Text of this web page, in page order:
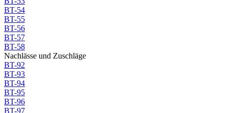
BT-54
BT-55
BT-56
BT-57
BT-58
Nachlässe und Zuschläge
BT-92
BT-93
BT-94
BT-95
BT-96
BT-97